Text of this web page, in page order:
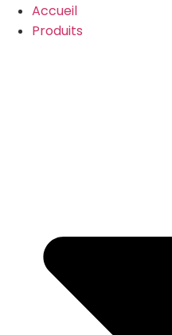
Accueil
Produits